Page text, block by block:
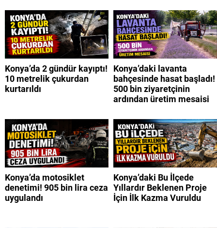
Konya’da 2 gündür kayıptı!
10 metrelik çukurdan
kurtarıldı
Konya’daki lavanta
bahçesinde hasat başladı!
500 bin ziyaretçinin
ardından üretim mesaisi
Konya’da motosiklet
denetimi! 905 bin lira ceza
uygulandı
Konya’daki Bu İlçede
Yıllardır Beklenen Proje
İçin İlk Kazma Vuruldu